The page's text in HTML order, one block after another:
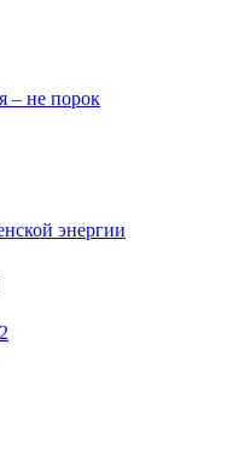
– не порок
энергии